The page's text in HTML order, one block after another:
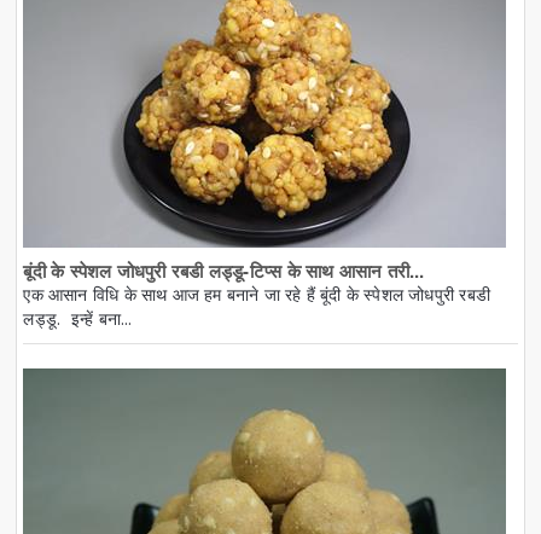
बूंदी के स्पेशल जोधपुरी रबडी लड्डू-टिप्स के साथ आसान तरी...
एक आसान विधि के साथ आज हम बनाने जा रहे हैं बूंदी के स्पेशल जोधपुरी रबडी
लड्डू. इन्हें बना...